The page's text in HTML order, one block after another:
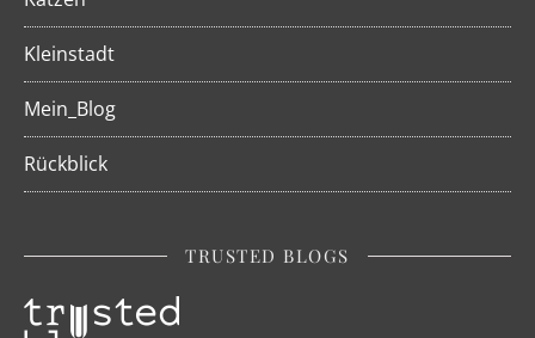
Kleinstadt
Mein_Blog
Rückblick
TRUSTED BLOGS